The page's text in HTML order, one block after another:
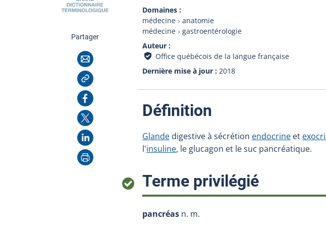
Domaines
médecine
anatomie
médecine
gastroentérologie
Auteur
Office québécois de la langue française
Dernière mise à jour
2018
Partagercette page
Courriel
Copier l'adresse
Facebook
X
LinkedIn
Imprimer
Définition
Glande digestive à sécrétion endocrine et
l'insuline, le glucagon et le suc pancréatique.
Terme privilégié:
pancréas n. m.